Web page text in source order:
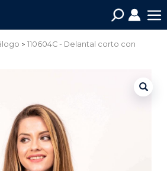
110604C - Delantal corto con